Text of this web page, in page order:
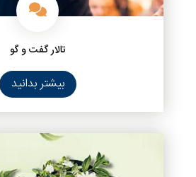
تالار گفت و گو
بیشتر بدانید